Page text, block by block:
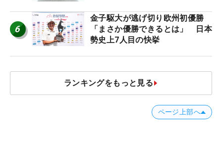
6
金子駆大が逃げ切り欧州初優勝
「まさか優勝できるとは」 日本
勢史上7人目の快挙
ランキングをもっと見る
ページ上部へ